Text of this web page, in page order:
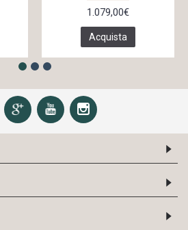
1.079,00€
Acquista